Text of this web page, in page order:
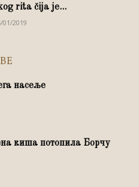
rita čija je...
01/2019
насеље
киша потопила Борчу